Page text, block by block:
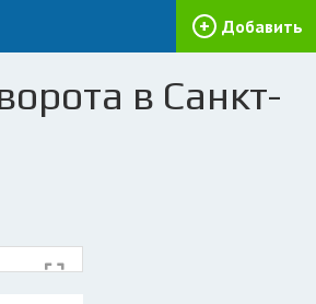
Добавить
в Санкт-